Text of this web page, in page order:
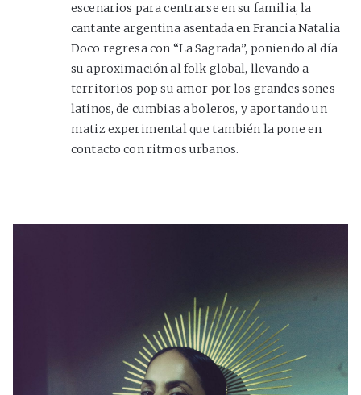
escenarios para centrarse en su familia, la
cantante argentina asentada en Francia Natalia
Doco regresa con “La Sagrada”, poniendo al día
su aproximación al folk global, llevando a
territorios pop su amor por los grandes sones
latinos, de cumbias a boleros, y aportando un
matiz experimental que también la pone en
contacto con ritmos urbanos.